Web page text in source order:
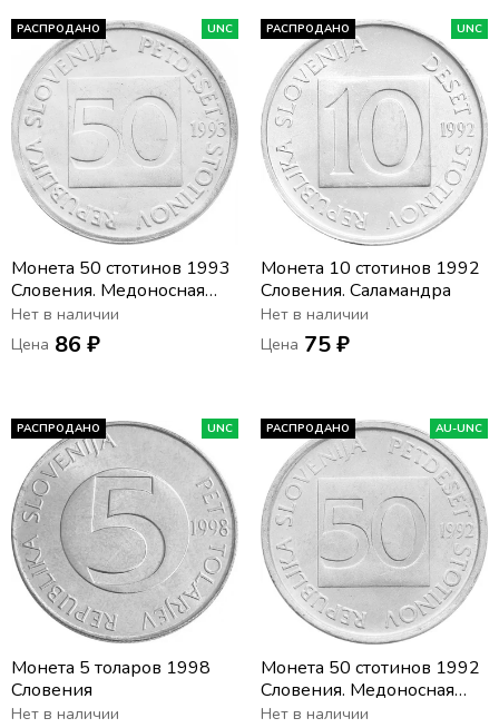
РАСПРОДАНО UNC
Монета 50 стотинов 1993
Словения. Медоносная
пчела
Нет в наличии
Цена 86 ₽
РАСПРОДАНО UNC
Монета 10 стотинов 1992
Словения. Саламандра
Нет в наличии
Цена 75 ₽
РАСПРОДАНО UNC
Монета 5 толаров 1998
Словения
Нет в наличии
РАСПРОДАНО AU-UNC
Монета 50 стотинов 1992
Словения. Медоносная
пчела
Нет в наличии